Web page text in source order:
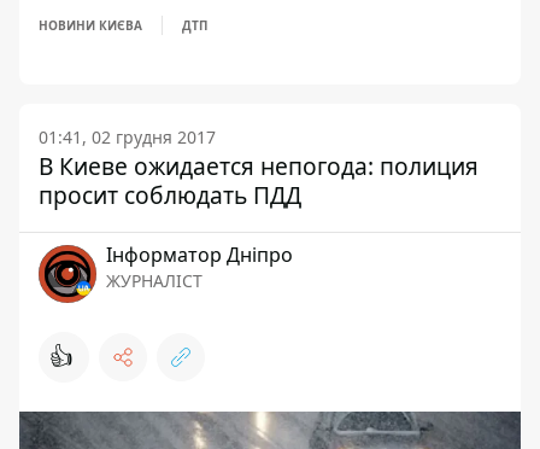
НОВИНИ КИЄВА ДТП
01:41, 02 грудня 2017
В Киеве ожидается непогода: полиция
просит соблюдать ПДД
Інформатор Дніпро
ЖУРНАЛІСТ
👍